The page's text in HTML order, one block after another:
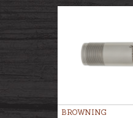
BROWNING